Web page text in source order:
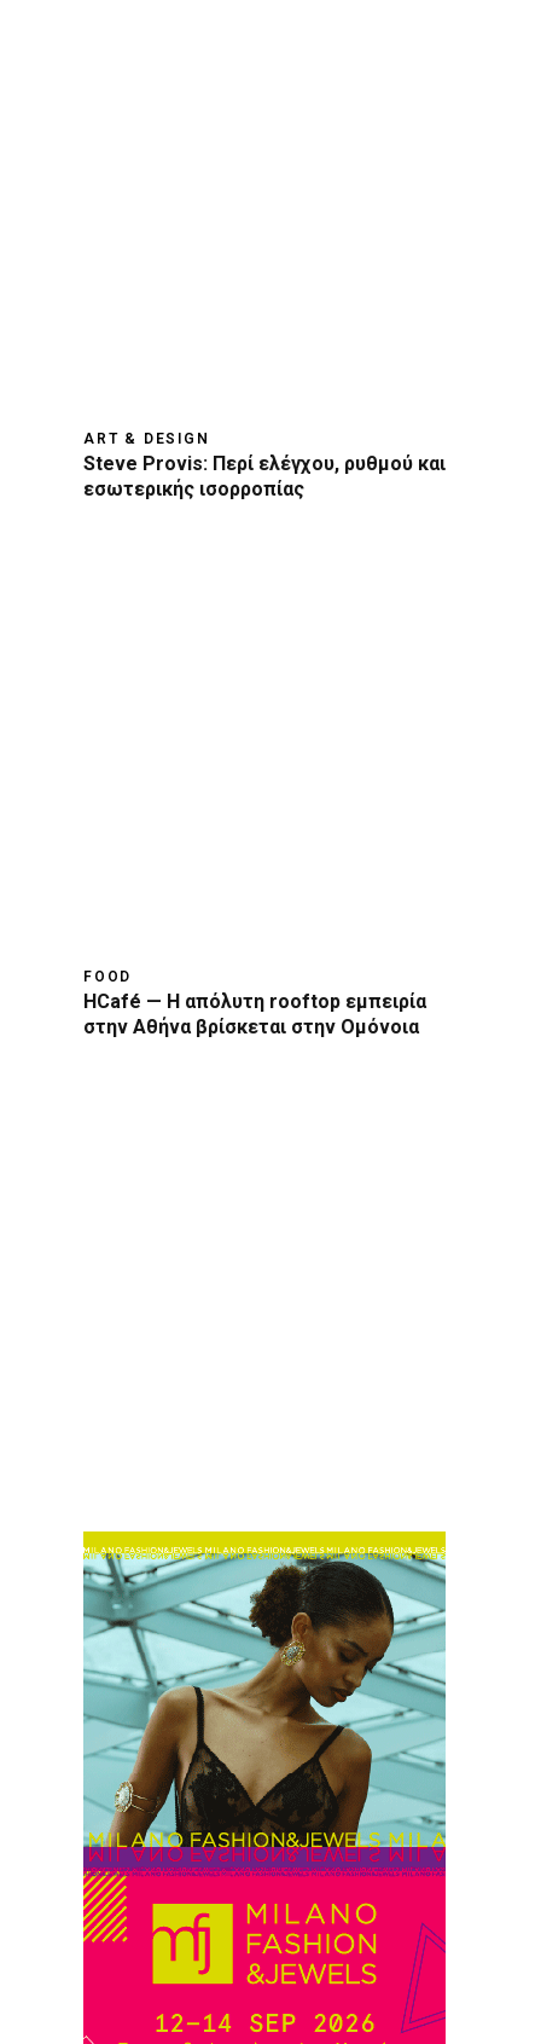
ART & DESIGN
Steve Provis: Περί ελέγχου, ρυθμού και
εσωτερικής ισορροπίας
FOOD
HCafé — Η απόλυτη rooftop εμπειρία
στην Αθήνα βρίσκεται στην Ομόνοια